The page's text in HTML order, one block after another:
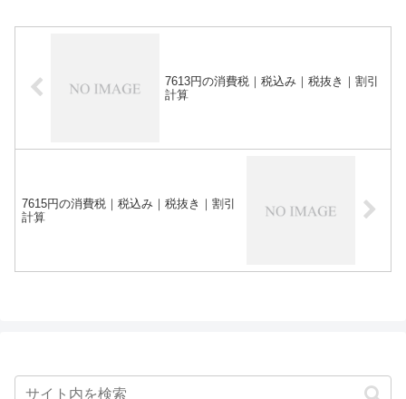
7613円の消費税｜税込み｜税抜き｜割引
計算
7615円の消費税｜税込み｜税抜き｜割引
計算